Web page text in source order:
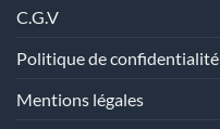
C.G.V
Politique de confidentialité
Mentions légales